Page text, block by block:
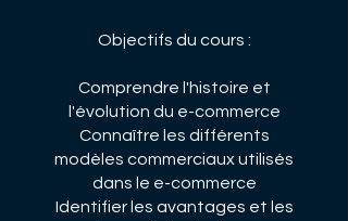
Objectifs du cours :
Comprendre l'histoire et
l'évolution du e-commerce
Connaître les différents
modèles commerciaux utilisés
dans le e-commerce
Identifier les avantages et les